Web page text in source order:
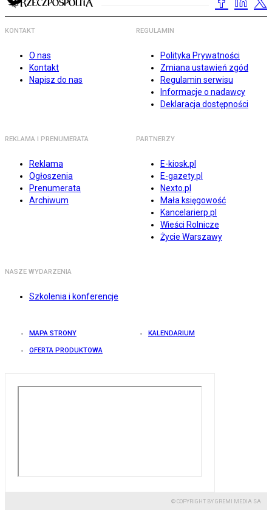
KONTAKT
O nas
Kontakt
Napisz do nas
REGULAMIN
Polityka Prywatności
Zmiana ustawień zgód
Regulamin serwisu
Informacje o nadawcy
Deklaracja dostępności
REKLAMA I PRENUMERATA
Reklama
Ogłoszenia
Prenumerata
Archiwum
PARTNERZY
E-kiosk.pl
E-gazety.pl
Nexto.pl
Mała księgowość
Kancelarierp.pl
Wieści Rolnicze
Życie Warszawy
NASZE WYDARZENIA
Szkolenia i konferencje
MAPA STRONY KALENDARIUM
OFERTA PRODUKTOWA
© COPYRIGHT BY GREMI MEDIA SA